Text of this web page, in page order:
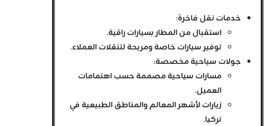
خدمات نقل فاخرة:
استقبال من المطار بسيارات راقية.
توفير سيارات خاصة ومريحة لتنقلات العملاء.
جولات سياحية مخصصة:
مسارات سياحية مصممة حسب اهتمامات
العميل.
زيارات لأشهر المعالم والمناطق الطبيعية في
تركيا.